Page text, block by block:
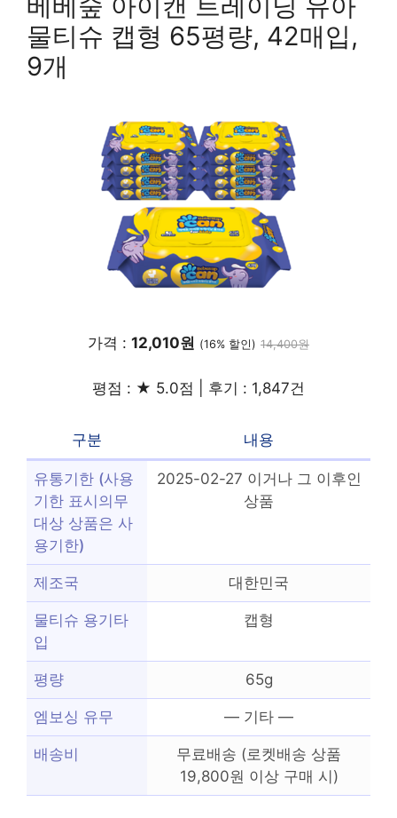
물티슈 캡형 65평량, 42매입,
9개
가격 : 12,010원 (16% 할인) 14,400원
평점 : ★ 5.0점 | 후기 : 1,847건
구분 내용
유통기한 (사용
기한 표시의무
대상 상품은 사
용기한)
2025-02-27 이거나 그 이후인
상품
제조국 대한민국
물티슈 용기타
입
캡형
평량 65g
엠보싱 유무 — 기타 —
배송비
무료배송 (로켓배송 상품
19,800원 이상 구매 시)